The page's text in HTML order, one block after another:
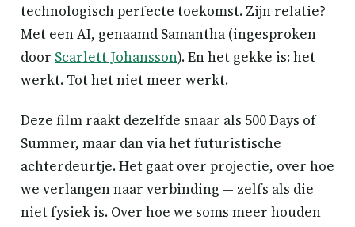
technologisch perfecte toekomst. Zijn relatie?
Met een AI, genaamd Samantha (ingesproken
door Scarlett Johansson). En het gekke is: het
werkt. Tot het niet meer werkt.
Deze film raakt dezelfde snaar als 500 Days of
Summer, maar dan via het futuristische
achterdeurtje. Het gaat over projectie, over hoe
we verlangen naar verbinding — zelfs als die
niet fysiek is. Over hoe we soms meer houden